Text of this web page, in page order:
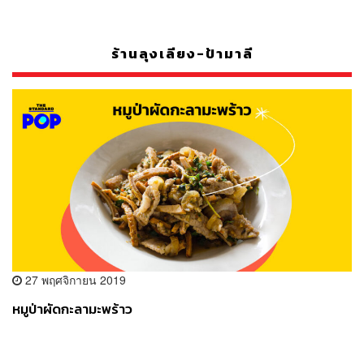
ร้านลุงเลียง-ป้ามาลี
27 พฤศจิกายน 2019
หมูป่าผัดกะลามะพร้าว